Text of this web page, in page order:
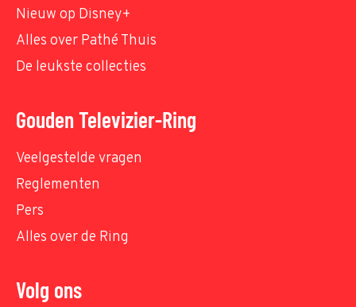
Nieuw op Disney+
Alles over Pathé Thuis
De leukste collecties
Gouden Televizier-Ring
Veelgestelde vragen
Reglementen
Pers
Alles over de Ring
Volg ons